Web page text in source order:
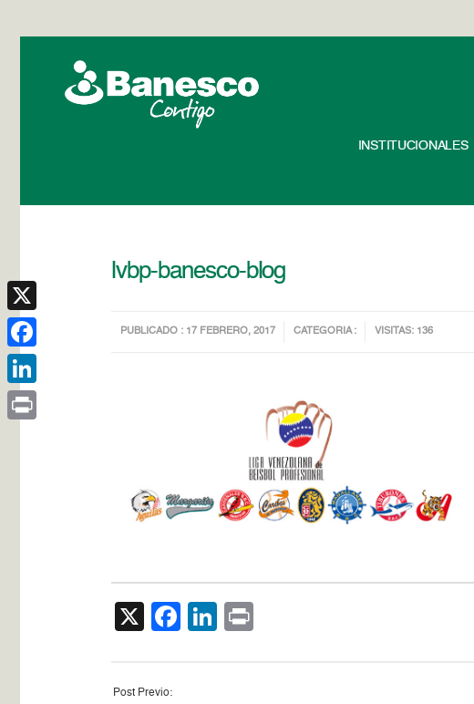
INSTITUCIONALES
lvbp-banesco-blog
PUBLICADO : 17 FEBRERO, 2017 CATEGORIA : VISITAS: 136
X Facebook
LinkedIn
Post Previo:
X
Facebook
LinkedIn